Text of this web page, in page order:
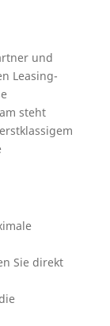
und
Leasing-
steht
Sie direkt